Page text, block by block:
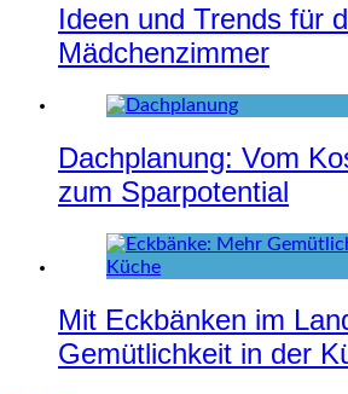
Ideen und Trends für
Mädchenzimmer
Dachplanung: Vom
zum Sparpotential
Mit Eckbänken im
Gemütlichkeit in der